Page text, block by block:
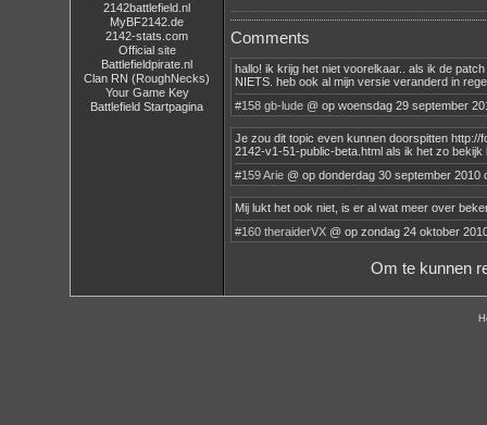
2142battlefield.nl
MyBF2142.de
2142-stats.com
Official site
Battlefieldpirate.nl
Clan RN (RoughNecks)
Your Game Key
Battlefield Startpagina
Comments
hallo! ik krijg het niet voorelkaar.. als ik de
NIETS. heb ook al mijn versie veranderd in
#158 gb-lude @ op woensdag 29 september
Je zou dit topic even kunnen doorspitten
2142-v1-51-public-beta.html als ik het zo bekijk
#159Arie @ op donderdag 30 september 2010
Mij lukt het ook niet, is er al wat meer over
#160 theraiderVX @ op zondag 24 oktober
Om te kunnen